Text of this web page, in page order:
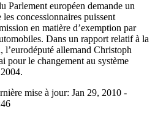
Parlement européen demande un
concessionnaires puissent
en matière d’exemption par
Dans un rapport relatif à la
allemand Christoph
pour le changement au système
mise à jour: Jan 29, 2010 -